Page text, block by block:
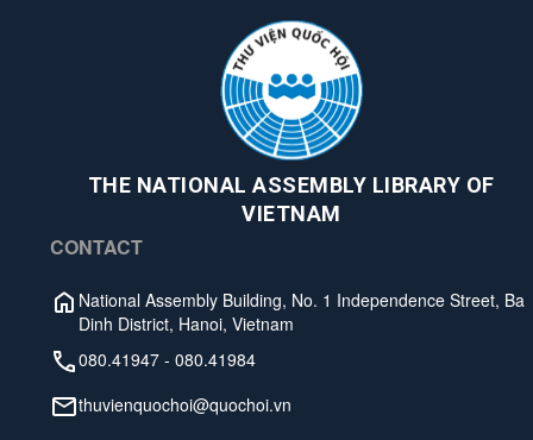
THE NATIONAL ASSEMBLY LIBRARY OF
VIETNAM
CONTACT
National Assembly Building, No. 1 Independence Street, Ba
Dinh District, Hanoi, Vietnam
080.41947 - 080.41984
thuvienquochoi@quochoi.vn